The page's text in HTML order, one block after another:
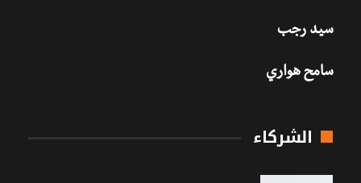
سيد رجب
سامح هواري
الشركاء